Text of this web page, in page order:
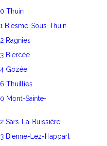
Thuin
Biesme-Sous-Thuin
Ragnies
Biercée
Gozée
Thuillies
Mont-Sainte-
Sars-La-Buissière
Bienne-Lez-Happart